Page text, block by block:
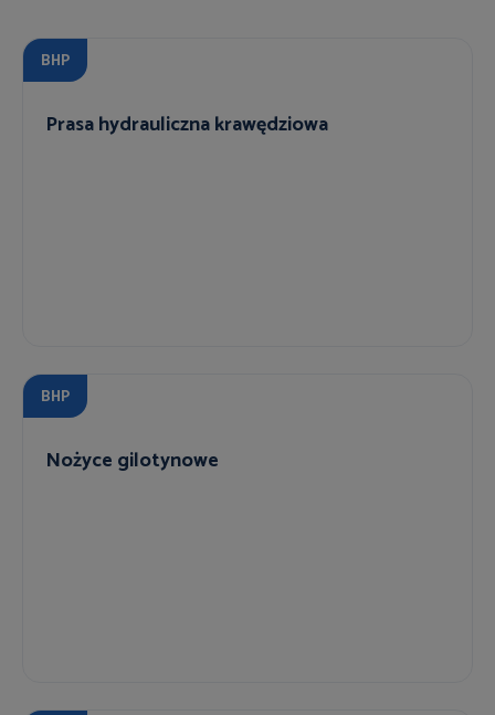
BHP
Prasa hydrauliczna krawędziowa
BHP
Nożyce gilotynowe